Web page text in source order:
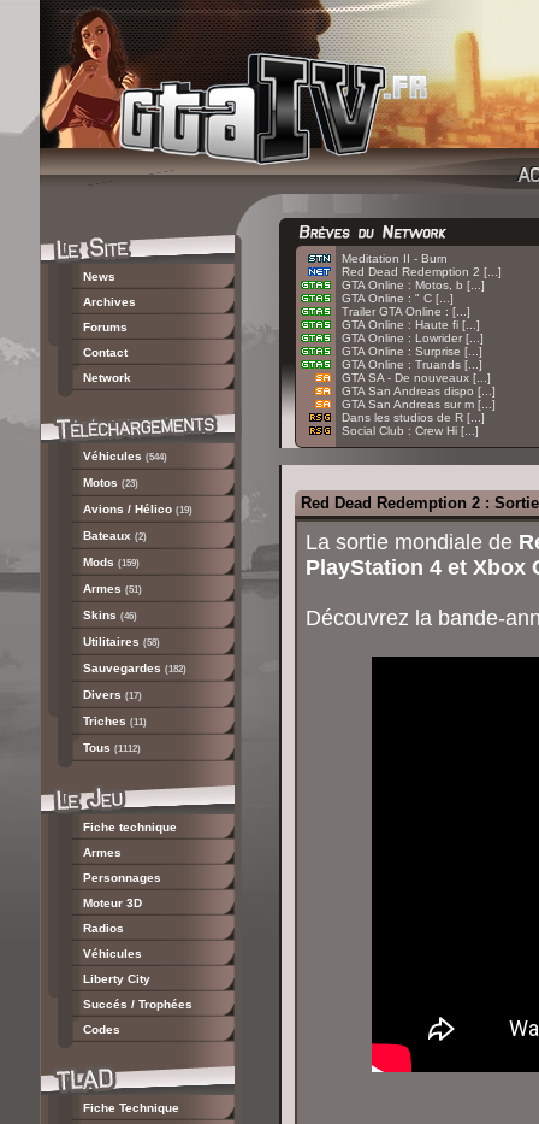
News
Archives
Forums
Contact
Network
Véhicules (544)
Motos (23)
Avions / Hélico (19)
Bateaux (2)
Mods (159)
Armes (51)
Skins (46)
Utilitaires (58)
Sauvegardes (182)
Divers (17)
Triches (11)
Tous (1112)
Fiche technique
Armes
Personnages
Moteur 3D
Radios
Véhicules
Liberty City
Succés / Trophées
Codes
Fiche Technique
Meditation II - Burn
Red Dead Redemption 2 [...]
GTA Online : Motos, b [...]
GTA Online : " C [...]
Trailer GTA Online : [...]
GTA Online : Haute fi [...]
GTA Online : Lowrider [...]
GTA Online : Surprise [...]
GTA Online : Truands [...]
GTA SA - De nouveaux [...]
GTA San Andreas dispo [...]
GTA San Andreas sur m [...]
Dans les studios de R [...]
Social Club : Crew Hi [...]
Red Dead Redemption 2 :
La sortie mondiale de
PlayStation 4 et Xbox
Découvrez la bande-